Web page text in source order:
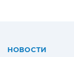
НОВОСТИ